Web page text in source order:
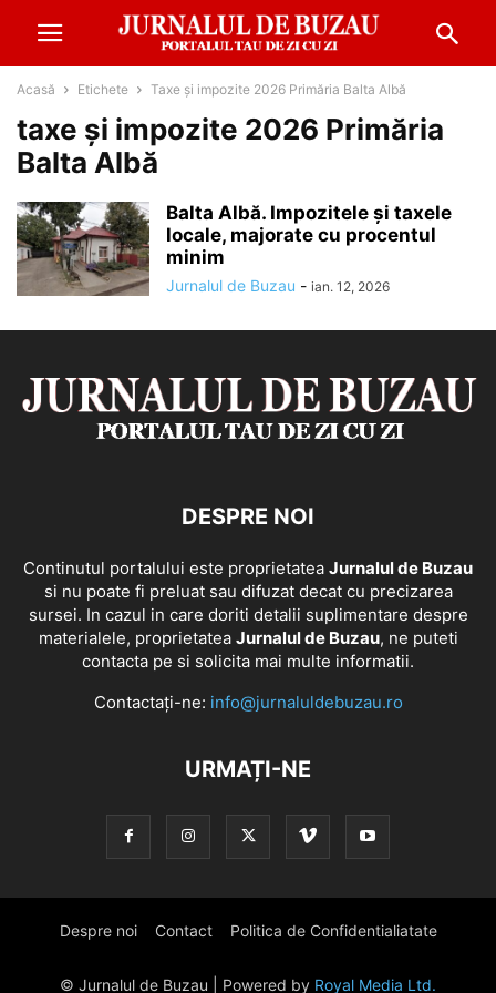
Acasă Etichete Taxe și impozite 2026 Primăria Balta Albă
taxe și impozite 2026 Primăria
Balta Albă
Balta Albă. Impozitele și taxele
locale, majorate cu procentul
minim
Jurnalul de Buzau - ian. 12, 2026
DESPRE NOI
Continutul portalului este proprietatea Jurnalul de Buzau
si nu poate fi preluat sau difuzat decat cu precizarea
sursei. In cazul in care doriti detalii suplimentare despre
materialele, proprietatea Jurnalul de Buzau, ne puteti
contacta pe si solicita mai multe informatii.
Contactați-ne: info@jurnaluldebuzau.ro
URMAȚI-NE
Despre noi Contact Politica de Confidentialiatate
© Jurnalul de Buzau | Powered by Royal Media Ltd.